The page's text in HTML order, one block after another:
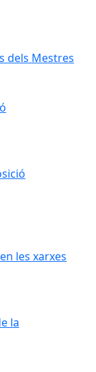
dels Mestres
les xarxes
la